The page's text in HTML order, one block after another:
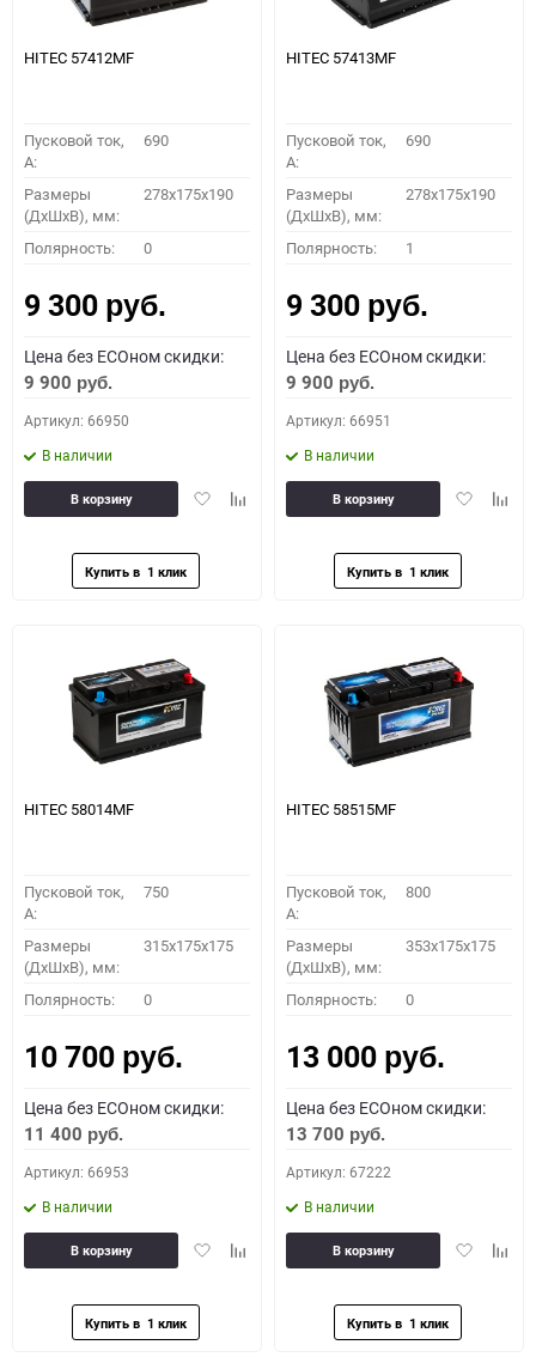
HITEC 57412MF
Пусковой ток,
A:
690
Размеры
(ДхШхВ), мм:
278x175x190
Полярность: 0
9 300 руб.
Цена без ECOном скидки:
9 900 руб.
Артикул: 66950
В наличии
ДобавитьДобавить
В корзину
HITEC 57413MF
Пусковой ток,
A:
690
Размеры
(ДхШхВ), мм:
278x175x190
Полярность: 1
9 300 руб.
Цена без ECOном скидки:
9 900 руб.
Артикул: 66951
В наличии
Добавить
В корзину
HITEC 58014MF
Пусковой ток,
A:
750
Размеры
(ДхШхВ), мм:
315x175x175
Полярность: 0
10 700 руб.
Цена без ECOном скидки:
11 400 руб.
Артикул: 66953
В наличии
ДобавитьДобавить
В корзину
HITEC 58515MF
Пусковой ток,
A:
800
Размеры
(ДхШхВ), мм:
353x175x175
Полярность: 0
13 000 руб.
Цена без ECOном скидки:
13 700 руб.
Артикул: 67222
В наличии
Добавить
В корзину